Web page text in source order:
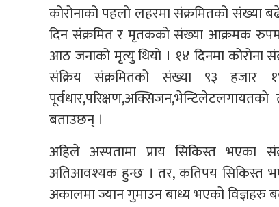
कोरोनाको पहलो लहरमा संक्रमितको संख्या
दिन संक्रमित र मृतकको संख्या आक्रमक
आठ जनाको मृत्यु थियो । १४ दिनमा
संक्रिय संक्रमितको संख्या ९३ हजार
बताउछन् ।
अहिले अस्पतामा प्राय सिकिस्त भएका
अतिआवश्यक हुन्छ । तर, कतिपय सिकिस्त
अकालमा ज्यान गुमाउन बाध्य भएको विज्ञहरु